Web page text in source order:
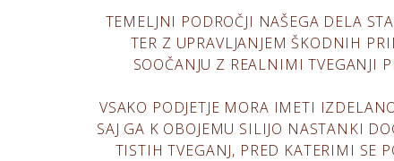
TEMELJNI PODROČJI NAŠEGA DELA
TER Z UPRAVLJANJEM ŠKODNIH
SOOČANJU Z REALNIMI TVEGANJI
VSAKO PODJETJE MORA IMETI
SAJ GA K OBOJEMU SILIJO NASTANKI
TISTIH TVEGANJ, PRED KATERIMI SE